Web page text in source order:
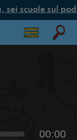
sei scuole sul
00:00